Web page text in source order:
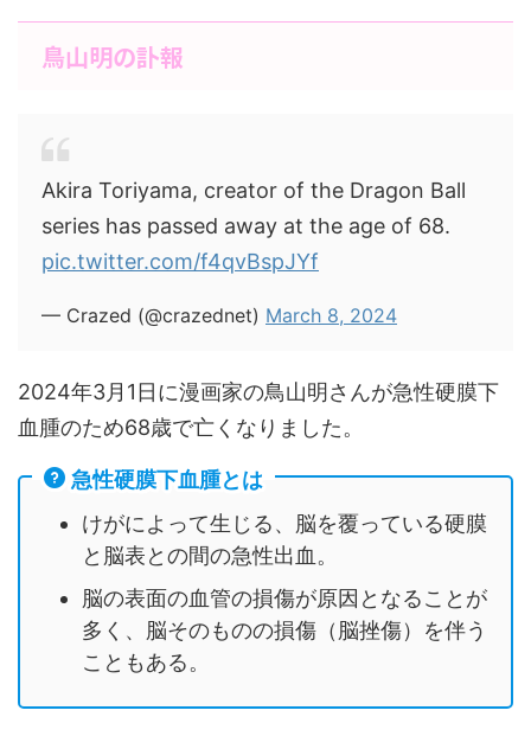
鳥山明の訃報
Akira Toriyama, creator of the Dragon Ball
series has passed away at the age of 68.
pic.twitter.com/f4qvBspJYf
— Crazed (@crazednet) March 8, 2024
2024年3月1日に漫画家の鳥山明さんが急性硬膜下
血腫のため68歳で亡くなりました。
急性硬膜下血腫とは
けがによって生じる、脳を覆っている硬膜
と脳表との間の急性出血。
脳の表面の血管の損傷が原因となることが
多く、脳そのものの損傷（脳挫傷）を伴う
こともある。